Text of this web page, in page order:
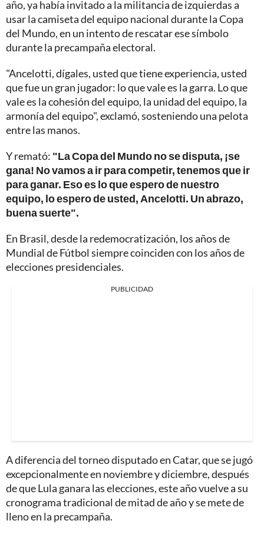
año, ya había invitado a la militancia de izquierdas a
usar la camiseta del equipo nacional durante la Copa
del Mundo, en un intento de rescatar ese símbolo
durante la precampaña electoral.
"Ancelotti, dígales, usted que tiene experiencia, usted
que fue un gran jugador: lo que vale es la garra. Lo que
vale es la cohesión del equipo, la unidad del equipo, la
armonía del equipo", exclamó, sosteniendo una pelota
entre las manos.
Y remató: "La Copa del Mundo no se disputa, ¡se
gana! No vamos a ir para competir, tenemos que ir
para ganar. Eso es lo que espero de nuestro
equipo, lo espero de usted, Ancelotti. Un abrazo,
buena suerte".
En Brasil, desde la redemocratización, los años de
Mundial de Fútbol siempre coinciden con los años de
elecciones presidenciales.
PUBLICIDAD
A diferencia del torneo disputado en Catar, que se jugó
excepcionalmente en noviembre y diciembre, después
de que Lula ganara las elecciones, este año vuelve a su
cronograma tradicional de mitad de año y se mete de
lleno en la precampaña.